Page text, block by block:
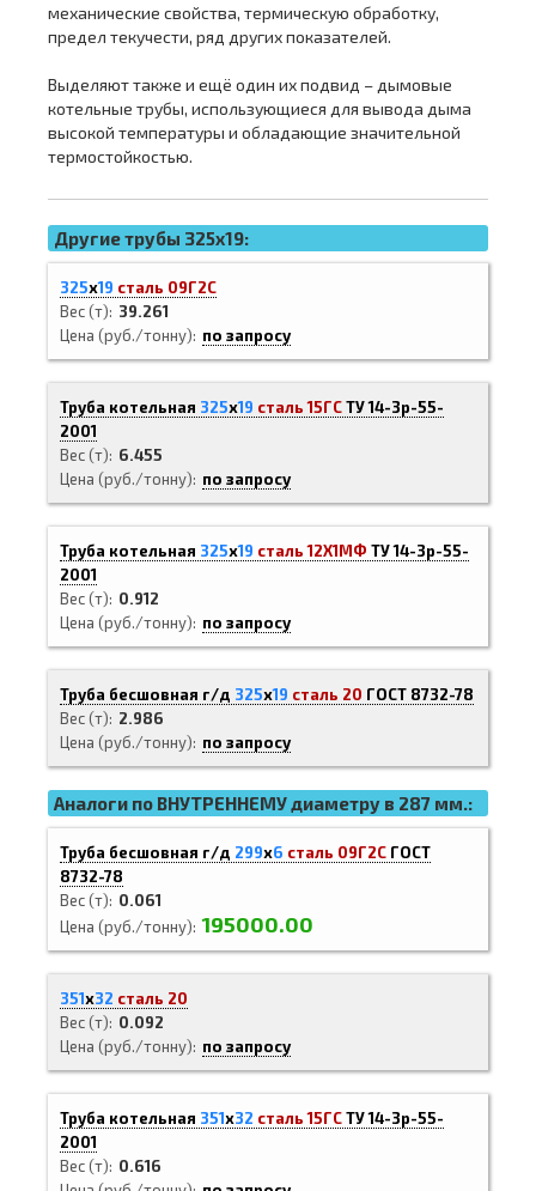
механические свойства, термическую обработку,
предел текучести, ряд других показателей.
Выделяют также и ещё один их подвид – дымовые
котельные трубы, использующиеся для вывода дыма
высокой температуры и обладающие значительной
термостойкостью.
Другие трубы 325x19:
325х19 сталь 09Г2С
Вес (т)
39.261
Цена (руб./тонну)
по запросу
Труба котельная 325х19 сталь 15ГСТУ 14-3р-55-
2001
Вес (т)
6.455
Цена (руб./тонну)
по запросу
Труба котельная 325х19 сталь 12Х1МФ ТУ 14-3р-55-
2001
Вес (т)
0.912
Цена (руб./тонну)
по запросу
Труба бесшовная г/д 325х19 сталь 20 ГОСТ 8732-78
Вес (т)
2.986
Цена (руб./тонну)
по запросу
Аналоги по ВНУТРЕННЕМУ диаметру в 287 мм.:
Труба бесшовная г/д 299х6 сталь 09Г2С ГОСТ
8732-78
Вес (т)
0.061
Цена (руб./тонну) 195000.00
351х32 сталь 20
Вес (т)
0.092
Цена (руб./тонну)
по запросу
Труба котельная 351х32 сталь 15ГСТУ 14-3р-55-
2001
Вес (т)
0.616